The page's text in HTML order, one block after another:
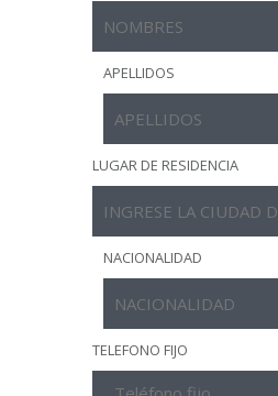
APELLIDOS
LUGAR DE RESIDENCIA
NACIONALIDAD
TELEFONO FIJO